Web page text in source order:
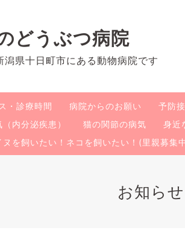
どうぶつ病院
県十日町市にある動物病院です
・診療時間 病院からのお願い 予防
内分泌疾患） 猫の関節の病気 身近
ヌを飼いたい！ネコを飼いたい！(里親募集
お知らせ